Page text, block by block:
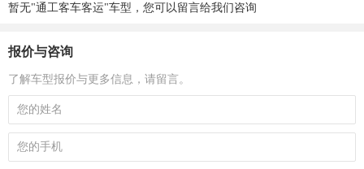
暂无"通工客车客运"车型，您可以留言给我们咨询
报价与咨询
了解车型报价与更多信息，请留言。